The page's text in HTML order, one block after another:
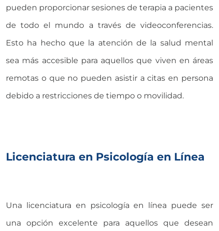
pueden proporcionar sesiones de terapia a pacientes
de todo el mundo a través de videoconferencias.
Esto ha hecho que la atención de la salud mental
sea más accesible para aquellos que viven en áreas
remotas o que no pueden asistir a citas en persona
debido a restricciones de tiempo o movilidad.
Licenciatura en Psicología en Línea
Una licenciatura en psicología en línea puede ser
una opción excelente para aquellos que desean